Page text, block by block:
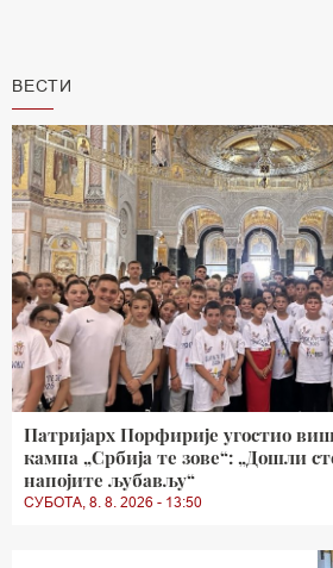
ВЕСТИ
Патријарх Порфирије угостио
кампа „Србија те зове“: „Дошли
напојите љубављу“
СУБОТА, 8. 8. 2026 - 13:50